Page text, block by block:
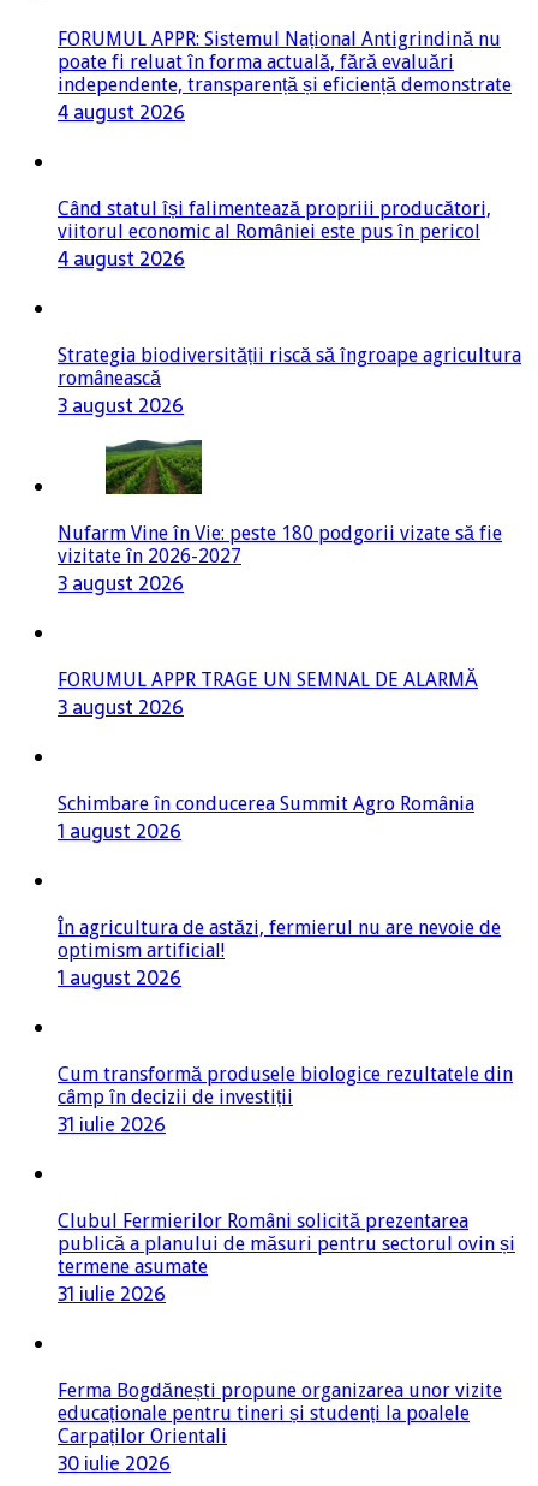
FORUMUL APPR: Sistemul Național Antigrindină nu
poate fi reluat în forma actuală, fără evaluări
independente, transparență și eficiență demonstrate
4 august 2026
Când statul își falimentează propriii producători,
viitorul economic al României este pus în pericol
4 august 2026
Strategia biodiversității riscă să îngroape agricultura
românească
3 august 2026
Nufarm Vine în Vie: peste 180 podgorii vizate să fie
vizitate în 2026-2027
3 august 2026
FORUMUL APPR TRAGE UN SEMNAL DE ALARMĂ
3 august 2026
Schimbare în conducerea Summit Agro România
1 august 2026
În agricultura de astăzi, fermierul nu are nevoie de
optimism artificial!
1 august 2026
Cum transformă produsele biologice rezultatele din
câmp în decizii de investiții
31 iulie 2026
Clubul Fermierilor Români solicită prezentarea
publică a planului de măsuri pentru sectorul ovin și
termene asumate
31 iulie 2026
Ferma Bogdănești propune organizarea unor vizite
educaționale pentru tineri și studenți la poalele
Carpaților Orientali
30 iulie 2026